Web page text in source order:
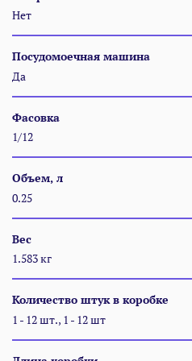
Нет
Посудомоечная машина
Да
Фасовка
1/12
Объем, л
0.25
Вес
1.583 кг
Количество штук в коробке
1 - 12 шт., 1 - 12 шт